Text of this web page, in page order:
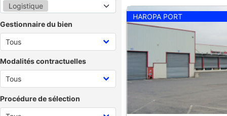
Logistique
Gestionnaire du bien
Modalités contractuelles
Procédure de sélection
HAROPA PORT